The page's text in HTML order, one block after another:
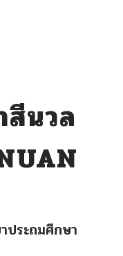
สีนวล
ประถมศึกษา